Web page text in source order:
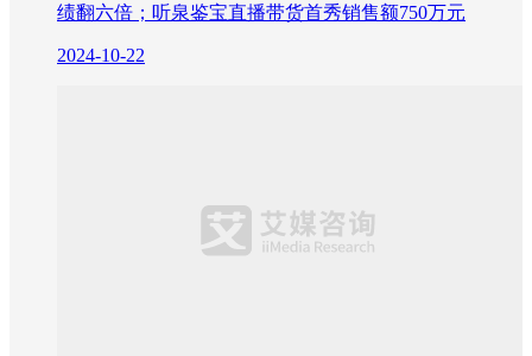
绩翻六倍；听泉鉴宝直播带货首秀销售额750万元
2024-10-22